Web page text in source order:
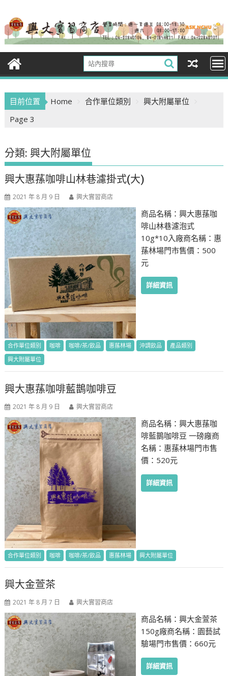
content
目前位置 Home 合作單位類別
興大附屬單位
Page 3
分類: 興大附屬單位
興大惠蓀咖啡山林巷濾掛式(大)
2021 年 8 月 9 日 興大實習商店
商品名稱：興大惠蓀咖
啡山林巷濾泡式
10g*10入廠商名稱：惠
蓀林場門市售價：500
元
詳細資訊
合作單位類別 咖啡 咖啡/茶/飲品 惠蓀林場 沖調飲品
產品類別
興大附屬單位
興大惠蓀咖啡藍鵲咖啡豆
2021 年 8 月 9 日 興大實習商店
商品名稱：興大惠蓀咖
啡藍鵲咖啡豆 一磅廠商
名稱：惠蓀林場門市售
價：520元
詳細資訊
合作單位類別 咖啡 咖啡/茶/飲品 惠蓀林場 興大附屬單位
興大金萱茶
2021 年 8 月 7 日 興大實習商店
商品名稱：興大金萱茶
150g廠商名稱：園藝試
驗場門市售價：660元
詳細資訊